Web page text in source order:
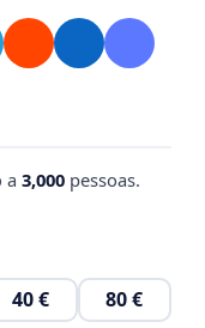
a 3,000 pessoas.
40 € 80 €